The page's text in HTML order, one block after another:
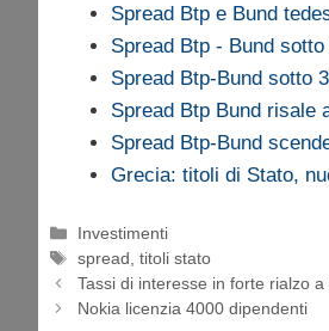
Spread Btp e Bund
Spread Btp - Bund sotto
Spread Btp-Bund sotto
Spread Btp Bund risale
Spread Btp-Bund
Grecia: titoli di Stato,
Categorie
Investimenti
Tag
spread ,titoli stato
Tassi di interesse in forte rialzo a
Nokia licenzia 4000 dipendenti